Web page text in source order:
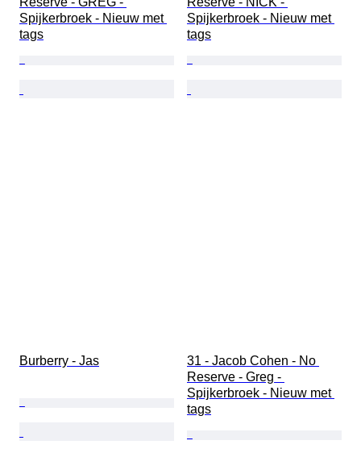
Spijkerbroek - Nieuw met
tags
Spijkerbroek - Nieuw met
tags
Burberry - Jas
31 - Jacob Cohen - No
Reserve - Greg -
Spijkerbroek - Nieuw met
tags